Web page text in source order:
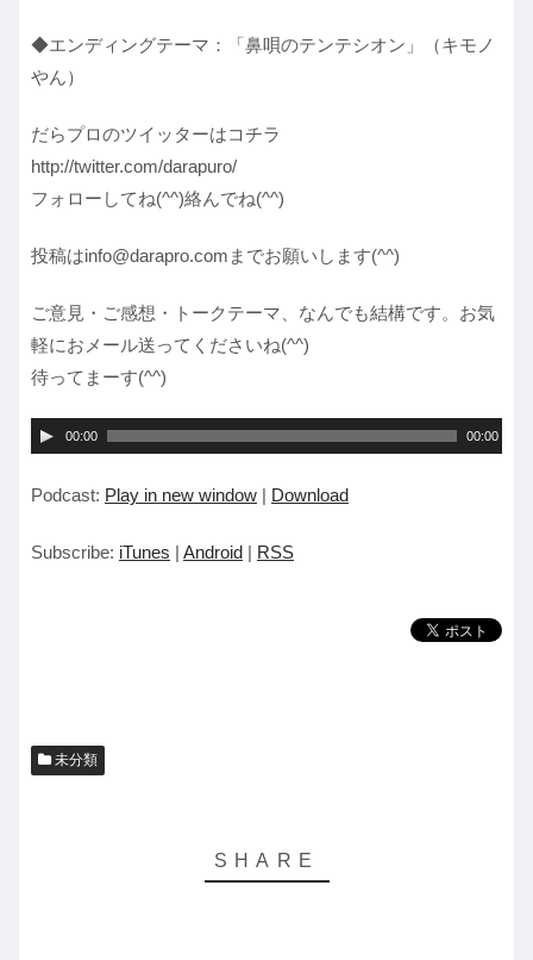
◆エンディングテーマ：「鼻唄のテンテシオン」（キモノ
やん）
だらプロのツイッターはコチラ
http://twitter.com/darapuro/
フォローしてね(^^)絡んでね(^^)
投稿はinfo@darapro.comまでお願いします(^^)
ご意見・ご感想・トークテーマ、なんでも結構です。お気
軽におメール送ってくださいね(^^)
待ってまーす(^^)
音
プ
ー
00:00 00:00
Podcast: Play in new window | Download
Subscribe: iTunes | Android | RSS
未分類